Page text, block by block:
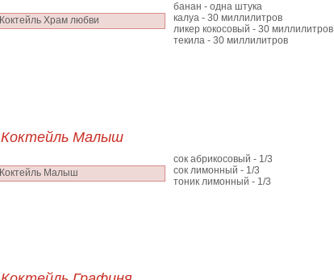
банан - одна штука
калуа - 30 миллилитров
ликер кокосовый - 30 миллилитров
текила - 30 миллилитров
Коктейль Малыш
сок абрикосовый - 1/3
сок лимонный - 1/3
тоник лимонный - 1/3